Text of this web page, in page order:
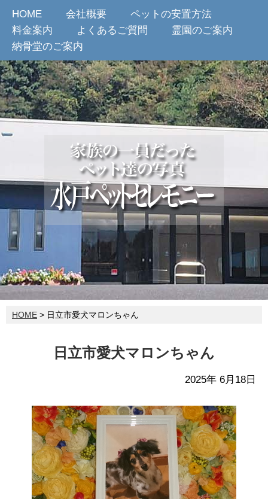
HOME 会社概要
ペットの安置方法
料金案内
よくあるご質問
霊園のご案内
納骨堂のご案内
HOME > 日立市愛犬マロンちゃん
日立市愛犬マロンちゃん
2025年 6月18日